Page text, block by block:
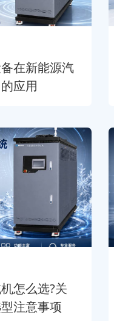
在新能源汽
应用
怎么选?关
注意事项